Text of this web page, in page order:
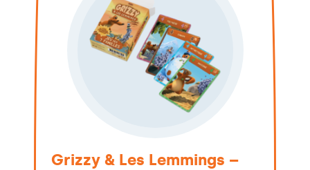
Grizzy & Les Lemmings –